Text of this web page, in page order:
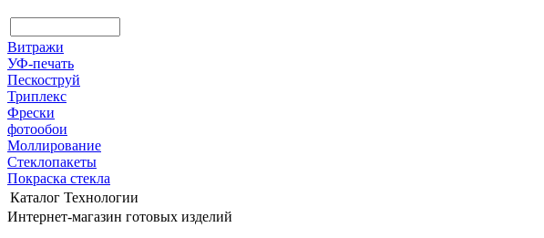
Витражи
УФ-печать
Пескоструй
Триплекс
Фрески
фотообои
Моллирование
Стеклопакеты
Покраска стекла
Каталог Технологии
Интернет-магазин готовых изделий